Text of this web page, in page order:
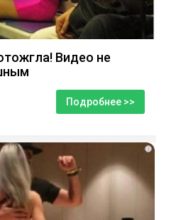
Видео не
Подробнее >>
i